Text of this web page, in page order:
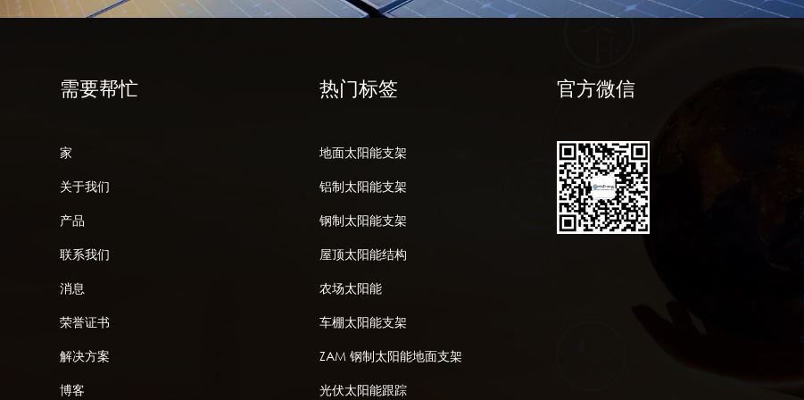
需要帮忙
家
关于我们
产品
联系我们
消息
荣誉证书
解决方案
博客
热门标签
地面太阳能支架
铝制太阳能支架
钢制太阳能支架
屋顶太阳能结构
农场太阳能
车棚太阳能支架
ZAM 钢制太阳能地面支架
光伏太阳能跟踪
官方微信